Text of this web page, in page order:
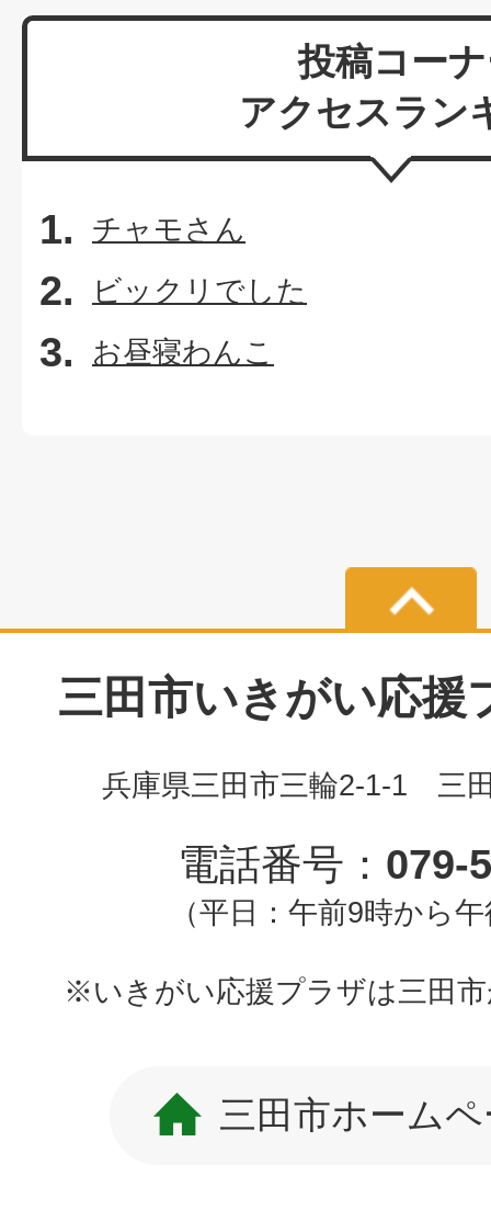
投稿コー
アクセスラン
チャモさん
ビックリでした
お昼寝わんこ
三田市いきがい応援
兵庫県三田市三輪2-1-1 三
電話番号： 079-
（平日：午前9時から
※いきがい応援プラザは三田
三田市ホーム